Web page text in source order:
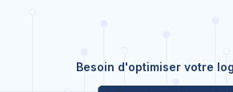
Besoin d'optimiser votre